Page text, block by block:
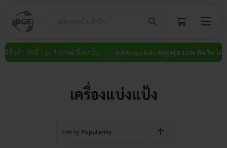
content
ขั้นต่ำ (วันนี้ – 15 สิงหาคม นี้ เท่านั้น) 8.8 Mega Sale ลดสูงสุด 15% ทั้งเว็บไม่มีขั้
เครื่องแบ่งแป้ง
Sort by Popularity